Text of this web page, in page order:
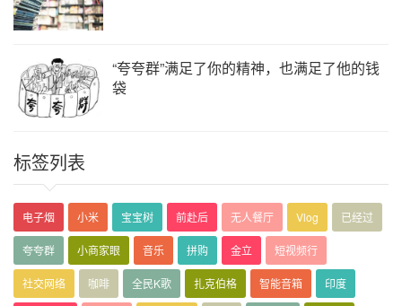
“夸夸群”满足了你的精神，也满足了他的钱
袋
标签列表
电子烟 小米 宝宝树 前赴后 无人餐厅 Vlog 已经过
夸夸群 小商家眼 音乐 拼购 金立 短视频行
社交网络 咖啡 全民K歌 扎克伯格 智能音箱 印度